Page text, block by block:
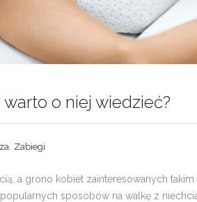
o niej wiedzieć?
Zabiegi
a grono kobiet zainteresowanych
sposobów na walkę z